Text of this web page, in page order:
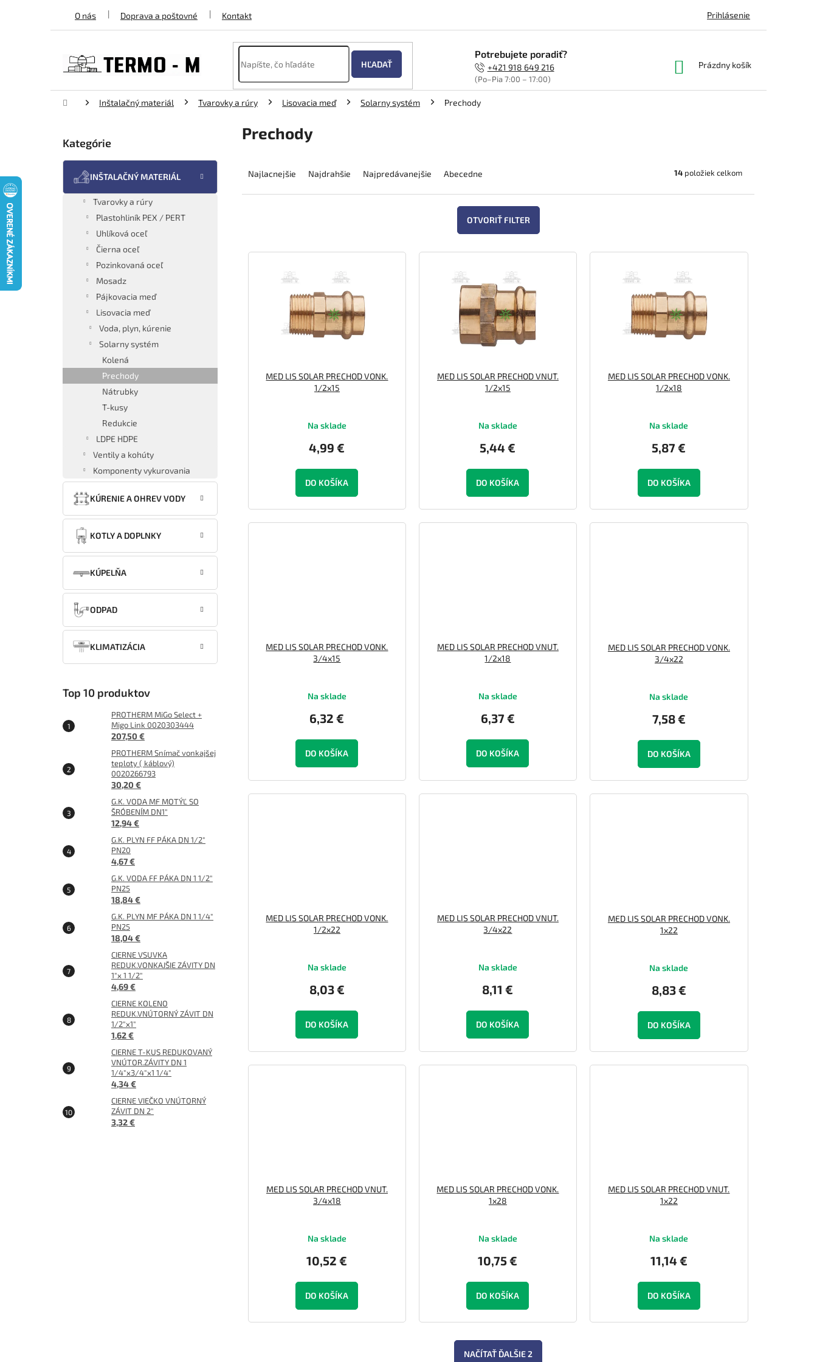
O nás Doprava a poštovné Kontakt Prihlásenie
HĽADAŤ
Potrebujete poradiť?
+421 918 649 216
(Po–Pia 7:00 – 17:00)
NÁKUPNÝ
Prázdny košík
DomovInštalačný materiál Tvarovky a rúry Lisovacia meď Solarny systém Prechody
Preskočiť
Kategórie
INŠTALAČNÝ MATERIÁL
Tvarovky a rúry
Plastohliník PEX / PERT
Uhlíková oceľ
Čierna oceľ
Pozinkovaná oceľ
Mosadz
Pájkovacia meď
Lisovacia meď
Voda, plyn, kúrenie
Solarny systém
Kolená
Prechody
Nátrubky
T-kusy
Redukcie
LDPE HDPE
Ventily a kohúty
Komponenty vykurovania
KÚRENIE A OHREV VODY
KOTLY A DOPLNKY
KÚPELŇA
ODPAD
KLIMATIZÁCIA
Top 10 produktov
PROTHERM MiGo Select +
Migo Link 0020303444
207,50 €
PROTHERM Snímač vonkajšej
teploty ( káblový)
0020266793
30,20 €
G.K. VODA MF MOTÝĽ SO
ŠRÓBENÍM DN1"
12,94 €
G.K. PLYN FF PÁKA DN 1/2"
PN20
4,67 €
G.K. VODA FF PÁKA DN 1 1/2"
PN25
18,84 €
G.K. PLYN MF PÁKA DN 1 1/4"
PN25
18,04 €
CIERNE VSUVKA
REDUK.VONKAJŠIE ZÁVITY DN
1"x 1 1/2"
4,69 €
CIERNE KOLENO
REDUK.VNÚTORNÝ ZÁVIT DN
1/2"x1"
1,62 €
CIERNE T-KUS REDUKOVANÝ
VNÚTOR.ZÁVITY DN 1
1/4"x3/4"x1 1/4"
4,34 €
CIERNE VIEČKO VNÚTORNÝ
ZÁVIT DN 2"
3,32 €
Prechody
e
p
Najlacnejšie Najdrahšie Najpredávanejšie Abecedne 14 položiek celkom
OTVORIŤ FILTER
V
MED LIS SOLAR PRECHOD VONK.
1/2x15
Na sklade
4,99 €
DO KOŠÍKA
MED LIS SOLAR PRECHOD VNUT.
1/2x15
Na sklade
5,44 €
DO KOŠÍKA
MED LIS SOLAR PRECHOD VONK.
1/2x18
Na sklade
5,87 €
DO KOŠÍKA
MED LIS SOLAR PRECHOD VONK.
3/4x15
Na sklade
6,32 €
DO KOŠÍKA
MED LIS SOLAR PRECHOD VNUT.
1/2x18
Na sklade
6,37 €
DO KOŠÍKA
MED LIS SOLAR PRECHOD VONK.
3/4x22
Na sklade
7,58 €
DO KOŠÍKA
MED LIS SOLAR PRECHOD VONK.
1/2x22
Na sklade
8,03 €
DO KOŠÍKA
MED LIS SOLAR PRECHOD VNUT.
3/4x22
Na sklade
8,11 €
DO KOŠÍKA
MED LIS SOLAR PRECHOD VONK.
1x22
Na sklade
8,83 €
DO KOŠÍKA
MED LIS SOLAR PRECHOD VNUT.
3/4x18
Na sklade
10,52 €
DO KOŠÍKA
MED LIS SOLAR PRECHOD VONK.
1x28
Na sklade
10,75 €
DO KOŠÍKA
MED LIS SOLAR PRECHOD VNUT.
1x22
Na sklade
11,14 €
DO KOŠÍKA
NAČÍTAŤ ĎALŠIE 2